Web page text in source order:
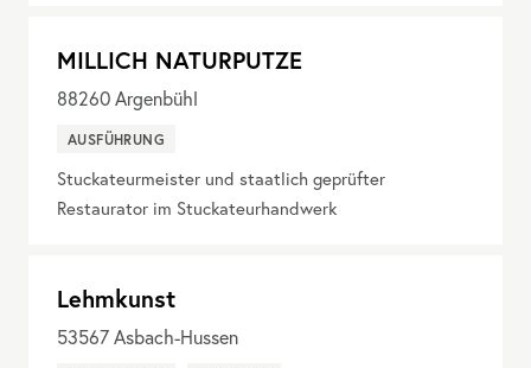
MILLICH NATURPUTZE
88260Argenbühl
AUSFÜHRUNG
Stuckateurmeister und staatlich geprüfter
Restaurator im Stuckateurhandwerk
Lehmkunst
53567Asbach-Hussen